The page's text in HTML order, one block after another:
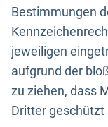
Bestimmungen
jeweiligen
aufgrund der
zu ziehen, dass
Dritter geschützt